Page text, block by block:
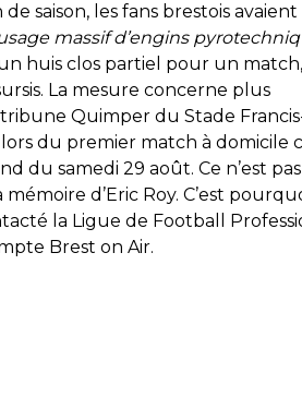
de saison, les fans brestois
massif d’engins
huis clos partiel pour un
La mesure concerne plus
Quimper du Stade
du premier match à domicile
du samedi 29 août. Ce n’est pas
mémoire d’Eric Roy. C’est
la Ligue de Football
Brest on Air.